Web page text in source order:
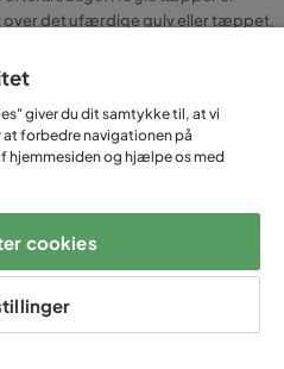
det ufærdige gulv eller tæppet,
tæpper, der er billige uden at
til alle. Velkommen til
flotte tæpper fra
giver du dit samtykke til, at vi
forbedre navigationen på
hjemmesiden og hjælpe os med
cookies